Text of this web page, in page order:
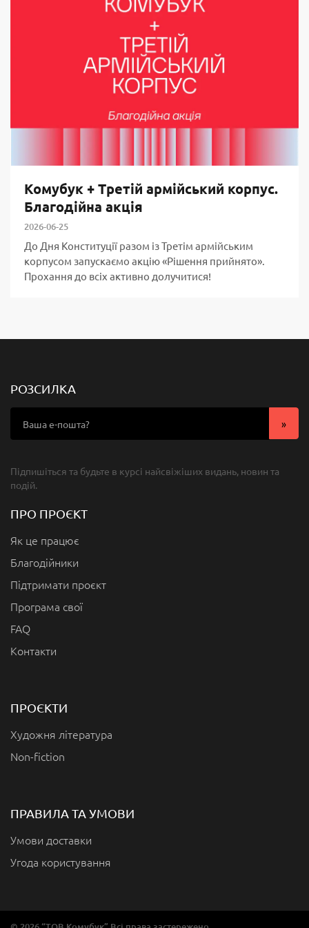
Комубук + Третій армійський корпус.
Благодійна акція
2026-06-25
До Дня Конституції разом із Третім армійським
корпусом запускаємо акцію «Рішення прийнято».
Прохання до всіх активно долучитися!
РОЗСИЛКА
Підпишіться та будьте в курсі найсвіжіших видань, новин та
подій.
ПРО ПРОЄКТ
Як це працює
Благодійники
Підтримати проєкт
Програма свої
FAQ
Контакти
ПРОЄКТИ
Художня література
Non-fiction
ПРАВИЛА ТА УМОВИ
Умови доставки
Угода користування